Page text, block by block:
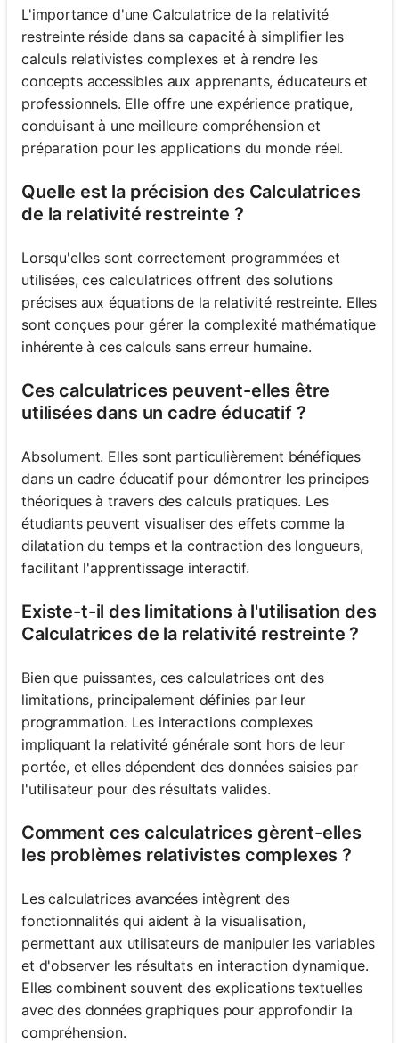
L'importance d'une Calculatrice de la relativité
restreinte réside dans sa capacité à simplifier les
calculs relativistes complexes et à rendre les
concepts accessibles aux apprenants, éducateurs et
professionnels. Elle offre une expérience pratique,
conduisant à une meilleure compréhension et
préparation pour les applications du monde réel.
Quelle est la précision des Calculatrices
de la relativité restreinte ?
Lorsqu'elles sont correctement programmées et
utilisées, ces calculatrices offrent des solutions
précises aux équations de la relativité restreinte. Elles
sont conçues pour gérer la complexité mathématique
inhérente à ces calculs sans erreur humaine.
Ces calculatrices peuvent-elles être
utilisées dans un cadre éducatif ?
Absolument. Elles sont particulièrement bénéfiques
dans un cadre éducatif pour démontrer les principes
théoriques à travers des calculs pratiques. Les
étudiants peuvent visualiser des effets comme la
dilatation du temps et la contraction des longueurs,
facilitant l'apprentissage interactif.
Existe-t-il des limitations à l'utilisation des
Calculatrices de la relativité restreinte ?
Bien que puissantes, ces calculatrices ont des
limitations, principalement définies par leur
programmation. Les interactions complexes
impliquant la relativité générale sont hors de leur
portée, et elles dépendent des données saisies par
l'utilisateur pour des résultats valides.
Comment ces calculatrices gèrent-elles
les problèmes relativistes complexes ?
Les calculatrices avancées intègrent des
fonctionnalités qui aident à la visualisation,
permettant aux utilisateurs de manipuler les variables
et d'observer les résultats en interaction dynamique.
Elles combinent souvent des explications textuelles
avec des données graphiques pour approfondir la
compréhension.